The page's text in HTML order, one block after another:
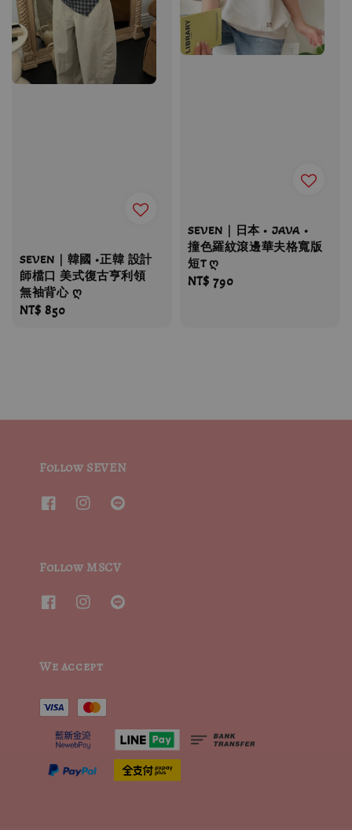
SEVEN｜韓國 •正韓 設計
師檔口 美式復古亨利領
無袖背心 ღ
Regular
NT$ 850
SEVEN｜日本 • JAVA •
撞色羅紋滾邊華夫格寬版
短T ღ
Regular
NT$ 790
Follow SEVEN
Follow MSCV
We accept